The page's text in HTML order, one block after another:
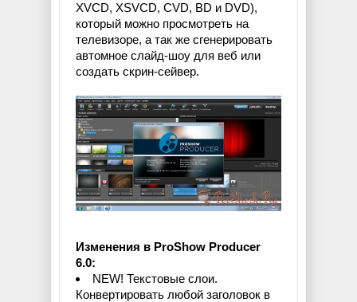
XVCD, XSVCD, CVD, BD и DVD),
который можно просмотреть на
телевизоре, а так же сгенерировать
автомное слайд-шоу для веб или
создать скрин-сейвер.
Изменения в ProShow Producer
6.0:
NEW! Текстовые слои.
Конвертировать любой заголовок в